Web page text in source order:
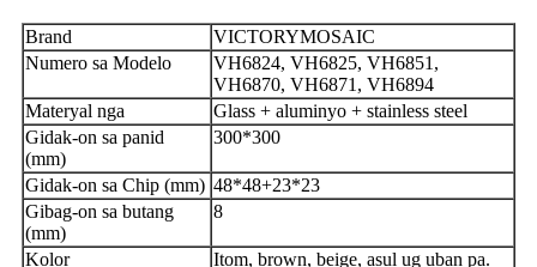
Brand
VICTORYMOSAIC
Numero sa Modelo
VH6824, VH6825, VH6851,
VH6870, VH6871, VH6894
Materyal nga
Glass + aluminyo + stainless steel
Gidak-on sa panid
(mm)
300*300
Gidak-on sa Chip (mm) 48*48+23*23
Gibag-on sa butang
(mm)
8
Kolor
Itom, brown, beige, asul ug uban pa.